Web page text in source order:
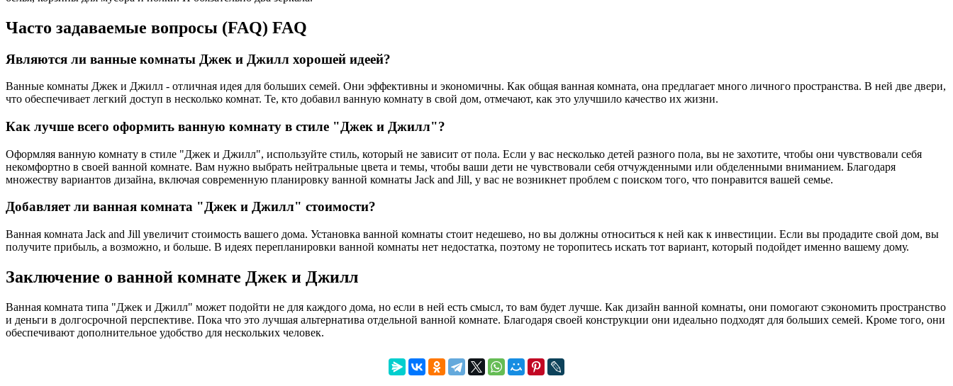
Часто задаваемые вопросы (FAQ) FAQ
Являются ли ванные комнаты Джек и Джилл хорошей идеей?
Ванные комнаты Джек и Джилл - отличная идея для больших семей. Они эффективны и экономичны. Как общая ванная комната, она предлагает много личного пространства. В ней две двери,
что обеспечивает легкий доступ в несколько комнат. Те, кто добавил ванную комнату в свой дом, отмечают, как это улучшило качество их жизни.
Как лучше всего оформить ванную комнату в стиле "Джек и Джилл"?
Оформляя ванную комнату в стиле "Джек и Джилл", используйте стиль, который не зависит от пола. Если у вас несколько детей разного пола, вы не захотите, чтобы они чувствовали себя
некомфортно в своей ванной комнате. Вам нужно выбрать нейтральные цвета и темы, чтобы ваши дети не чувствовали себя отчужденными или обделенными вниманием. Благодаря
множеству вариантов дизайна, включая современную планировку ванной комнаты Jack and Jill, у вас не возникнет проблем с поиском того, что понравится вашей семье.
Добавляет ли ванная комната "Джек и Джилл" стоимости?
Ванная комната Jack and Jill увеличит стоимость вашего дома. Установка ванной комнаты стоит недешево, но вы должны относиться к ней как к инвестиции. Если вы продадите свой дом, вы
получите прибыль, а возможно, и больше. В идеях перепланировки ванной комнаты нет недостатка, поэтому не торопитесь искать тот вариант, который подойдет именно вашему дому.
Заключение о ванной комнате Джек и Джилл
Ванная комната типа "Джек и Джилл" может подойти не для каждого дома, но если в ней есть смысл, то вам будет лучше. Как дизайн ванной комнаты, они помогают сэкономить пространство
и деньги в долгосрочной перспективе. Пока что это лучшая альтернатива отдельной ванной комнате. Благодаря своей конструкции они идеально подходят для больших семей. Кроме того, они
обеспечивают дополнительное удобство для нескольких человек.